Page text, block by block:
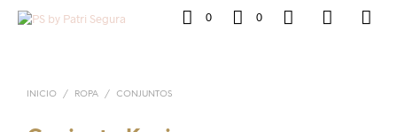
0 0
INICIO / ROPA / CONJUNTOS